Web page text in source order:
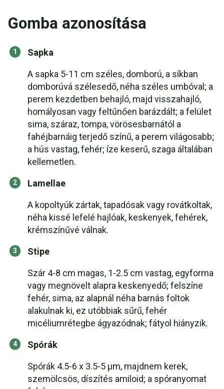
Gomba azonosítása
Sapka
A sapka 5-11 cm széles, domború, a síkban
domborúvá szélesedő, néha széles umbóval; a
perem kezdetben behajló, majd visszahajló,
homályosan vagy feltűnően barázdált; a felület
sima, száraz, tompa, vörösesbarnától a
fahéjbarnáig terjedő színű, a perem világosabb;
a hús vastag, fehér; íze keserű, szaga általában
kellemetlen.
Lamellae
A kopoltyúk zártak, tapadósak vagy rovátkoltak,
néha kissé lefelé hajlóak, keskenyek, fehérek,
krémszínűvé válnak.
Stipe
Szár 4-8 cm magas, 1-2.5 cm vastag, egyforma
vagy megnövelt alapra keskenyedő; felszíne
fehér, sima, az alapnál néha barnás foltok
alakulnak ki, ez utóbbiak sűrű, fehér
micéliumrétegbe ágyazódnak; fátyol hiányzik.
Spórák
Spórák 4.5-6 x 3.5-5 µm, majdnem kerek,
szemölcsös, díszítés amiloid; a spóranyomat